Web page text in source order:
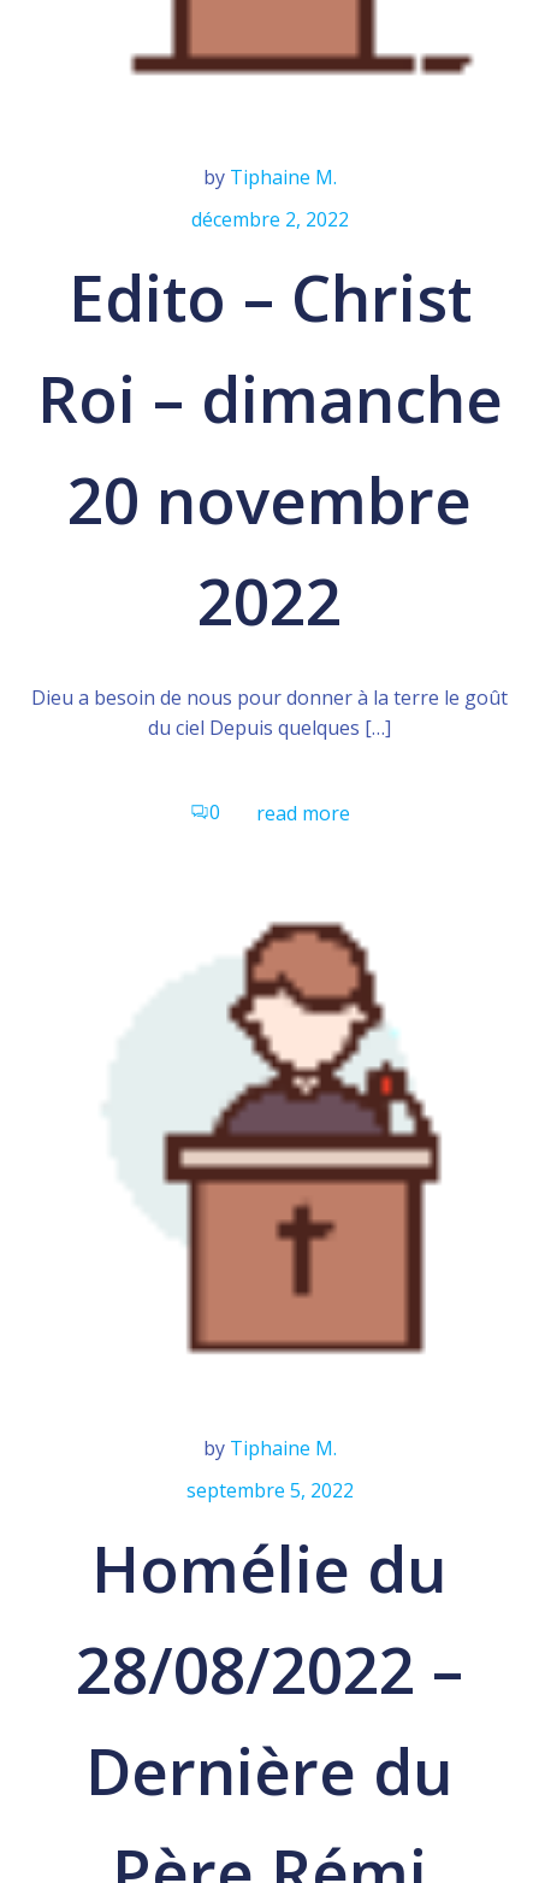
by Tiphaine M.
décembre 2, 2022
Edito – Christ
Roi – dimanche
20 novembre
2022
Dieu a besoin de nous pour donner à la terre le goût
du ciel Depuis quelques […]
0 read more
by Tiphaine M.
septembre 5, 2022
Homélie du
28/08/2022 –
Dernière du